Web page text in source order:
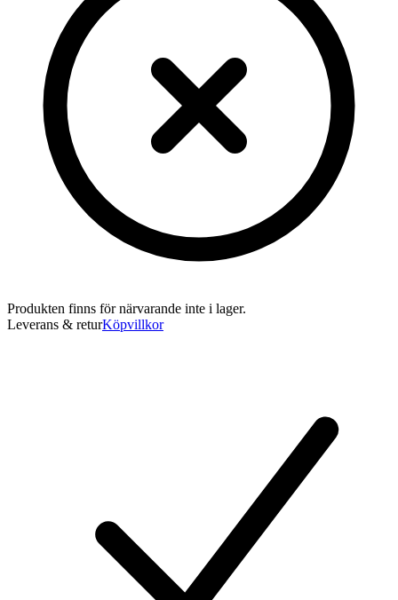
Produkten finns för närvarande inte i lager.
Leverans & returKöpvillkor